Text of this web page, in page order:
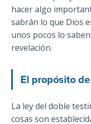
en
el
Plan
general
de
-
General
The
Kingdom
of God
The Debt
Prophecy
hacer algo
sabrán lo que Dios
unos pocos lo
revelación.
El propósito
La ley del doble
cosas son